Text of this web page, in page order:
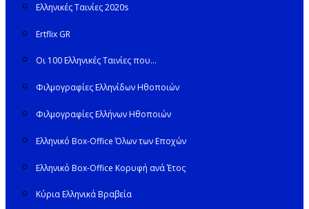
Ελληνικές Ταινίες 2020s
Ertflix GR
Οι 100 Ελληνικές Ταινίες που…
Φιλμογραφίες Ελληνίδων Ηθοποιών
Φιλμογραφίες Ελλήνων Ηθοποιών
Ελληνικό Box-Office Όλων των Εποχών
Ελληνικό Box-Office Κορυφή ανά Έτος
Κύρια Ελληνικά Βραβεία